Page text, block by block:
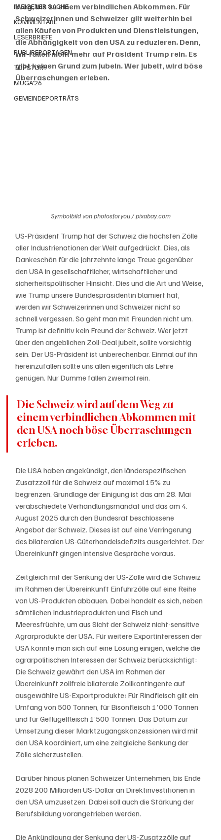
IN EIGENER SACHE
KOMMENTARE
LESERBRIEFE
PUBLIREPORTAGEN
TOPSTORY
MUGA'26
GEMEINDEPORTRÄTS
Weg, bis zu einem verbindlichen Abkommen. Für
Schweizerinnen und Schweizer gilt weiterhin bei
allen Käufen von Produkten und Dienstleistungen,
die Abhängigkeit von den USA zu reduzieren. Denn,
wir fallen nicht mehr auf Präsident Trump rein. Es
gibt keinen Grund zum Jubeln. Wer jubelt, wird böse
Überraschungen erleben.
Symbolbild von photosforyou / pixabay.com
US-Präsident Trump hat der Schweiz die höchsten Zölle
aller Industrienationen der Welt aufgedrückt. Dies, als
Dankeschön für die Jahrzehnte lange Treue gegenüber
den USA in gesellschaftlicher, wirtschaftlicher und
sicherheitspolitischer Hinsicht. Dies und die Art und Weise,
wie Trump unsere Bundespräsidentin blamiert hat,
werden wir Schweizerinnen und Schweizer nicht so
schnell vergessen. So geht man mit Freunden nicht um.
Trump ist definitiv kein Freund der Schweiz. Wer jetzt
über den angeblichen Zoll-Deal jubelt, sollte vorsichtig
sein. Der US-Präsident ist unberechenbar. Einmal auf ihn
hereinzufallen sollte uns allen eigentlich als Lehre
genügen. Nur Dumme fallen zweimal rein.
Die Schweiz wird auf dem Weg zu
einem verbindlichen Abkommen mit
den USA noch böse Überraschungen
erleben.
Die USA haben angekündigt, den länderspezifischen
Zusatzzoll für die Schweiz auf maximal 15% zu
begrenzen. Grundlage der Einigung ist das am 28. Mai
verabschiedete Verhandlungsmandat und das am 4.
August 2025 durch den Bundesrat beschlossene
Angebot der Schweiz. Dieses ist auf eine Verringerung
des bilateralen US-Güterhandelsdefizits ausgerichtet. Der
Übereinkunft gingen intensive Gespräche voraus.
Zeitgleich mit der Senkung der US-Zölle wird die Schweiz
im Rahmen der Übereinkunft Einfuhrzölle auf eine Reihe
von US-Produkten abbauen. Dabei handelt es sich, neben
sämtlichen Industrieprodukten und Fisch und
Meeresfrüchte, um aus Sicht der Schweiz nicht-sensitive
Agrarprodukte der USA. Für weitere Exportinteressen der
USA konnte man sich auf eine Lösung einigen, welche die
agrarpolitischen Interessen der Schweiz berücksichtigt:
Die Schweiz gewährt den USA im Rahmen der
Übereinkunft zollfreie bilaterale Zollkontingente auf
ausgewählte US-Exportprodukte: Für Rindfleisch gilt ein
Umfang von 500 Tonnen, für Bisonfleisch 1'000 Tonnen
und für Geflügelfleisch 1’500 Tonnen. Das Datum zur
Umsetzung dieser Marktzugangskonzessionen wird mit
den USA koordiniert, um eine zeitgleiche Senkung der
Zölle sicherzustellen.
Darüber hinaus planen Schweizer Unternehmen, bis Ende
2028 200 Milliarden US-Dollar an Direktinvestitionen in
den USA umzusetzen. Dabei soll auch die Stärkung der
Berufsbildung vorangetrieben werden.
Die Ankündigung der Senkung der US-Zusatzzölle auf